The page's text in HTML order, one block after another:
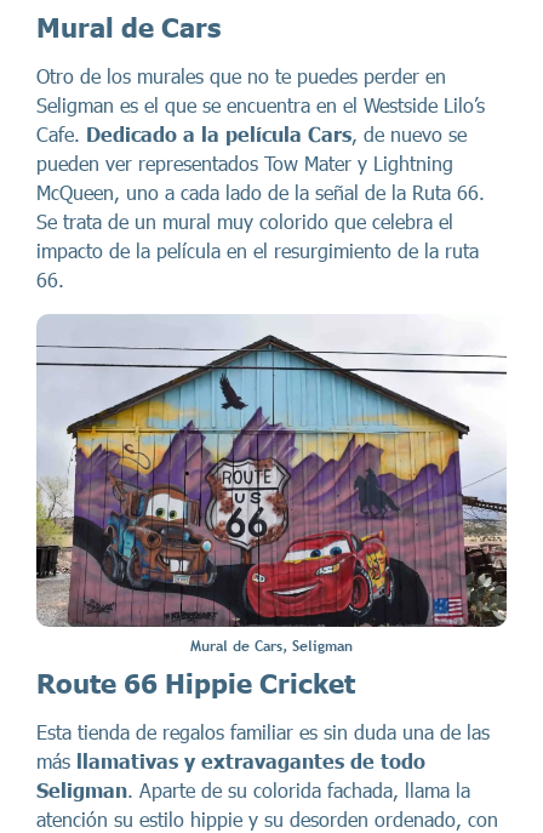
Mural de Cars
Otro de los murales que no te puedes perder en
Seligman es el que se encuentra en el Westside Lilo’s
Cafe. Dedicado a la película Cars , de nuevo se
pueden ver representados Tow Mater y Lightning
McQueen, uno a cada lado de la señal de la Ruta 66.
Se trata de un mural muy colorido que celebra el
impacto de la película en el resurgimiento de la ruta
66.
Mural de Cars, Seligman
Route 66 Hippie Cricket
Esta tienda de regalos familiar es sin duda una de las
más llamativas y extravagantes de todo
Seligman. Aparte de su colorida fachada, llama la
atención su estilo hippie y su desorden ordenado, con